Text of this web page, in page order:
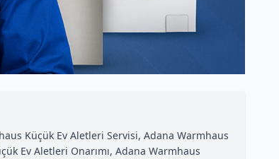
Küçük Ev Aletleri Servisi, Adana Warmhaus
Ev Aletleri Onarımı, Adana Warmhaus